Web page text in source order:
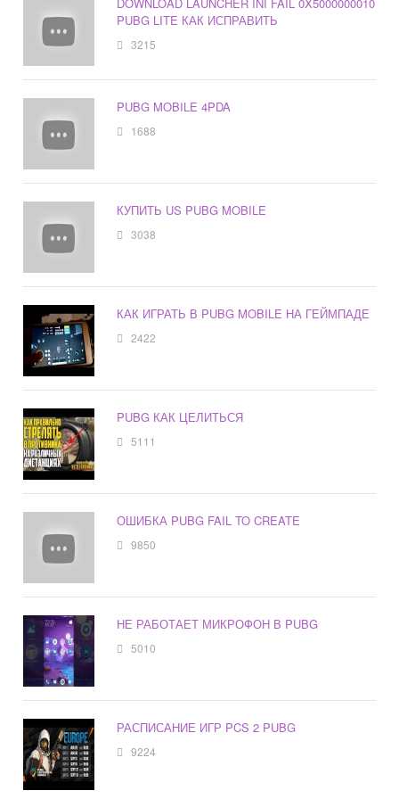
PUBG LITE КАК ИСПРАВИТЬ
3215
PUBG MOBILE 4PDA
1688
КУПИТЬ US PUBG MOBILE
3038
КАК ИГРАТЬ В PUBG MOBILE НА ГЕЙМПАДЕ
2422
PUBG КАК ЦЕЛИТЬСЯ
5111
ОШИБКА PUBG FAIL TO CREATE
9850
НЕ РАБОТАЕТ МИКРОФОН В PUBG
5010
РАСПИСАНИЕ ИГР PCS 2 PUBG
9224